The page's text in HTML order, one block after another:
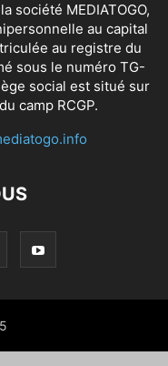
société MEDIATOGO,
au capital
au registre du
sous le numéro TG-
social est situé sur
camp RCGP.